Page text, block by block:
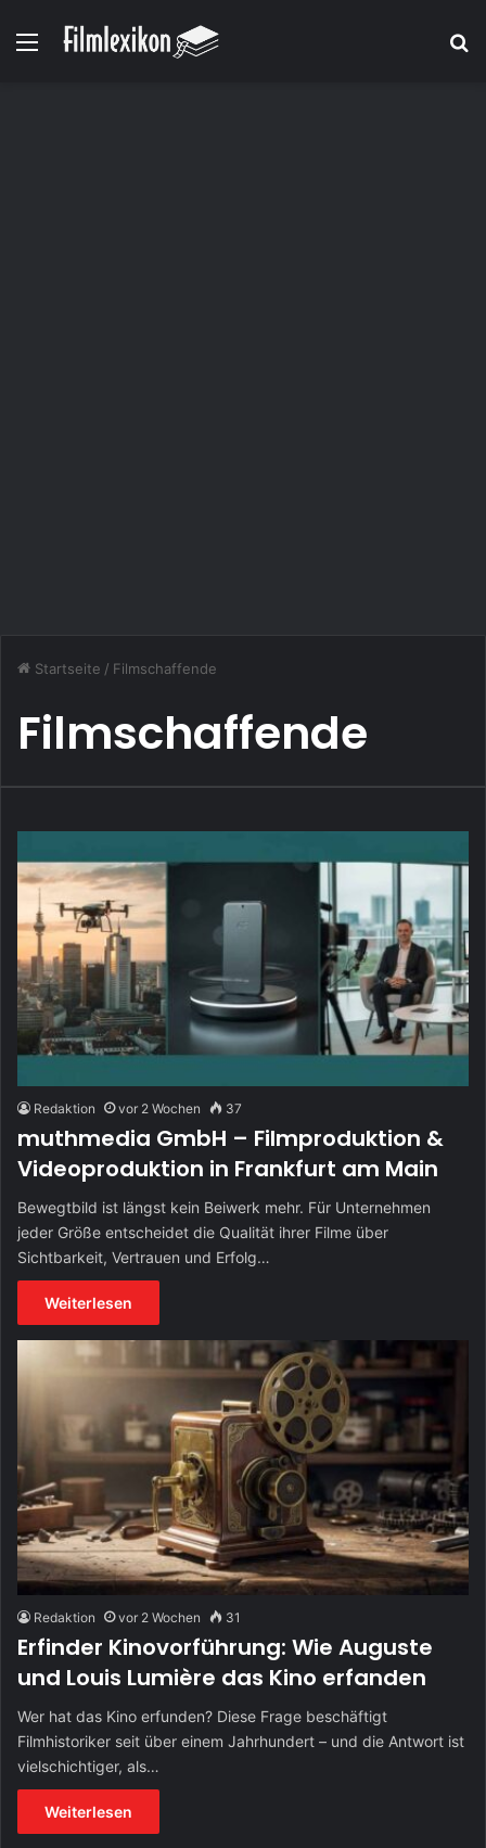
Menü
Startseite / Filmschaffende
Filmschaffende
Redaktion vor 2 Wochen 37
muthmedia GmbH – Filmproduktion &
Videoproduktion in Frankfurt am Main
Bewegtbild ist längst kein Beiwerk mehr. Für Unternehmen
jeder Größe entscheidet die Qualität ihrer Filme über
Sichtbarkeit, Vertrauen und Erfolg…
Weiterlesen
Redaktion vor 2 Wochen 31
Erfinder Kinovorführung: Wie Auguste
und Louis Lumière das Kino erfanden
Wer hat das Kino erfunden? Diese Frage beschäftigt
Filmhistoriker seit über einem Jahrhundert – und die Antwort ist
vielschichtiger, als…
Weiterlesen